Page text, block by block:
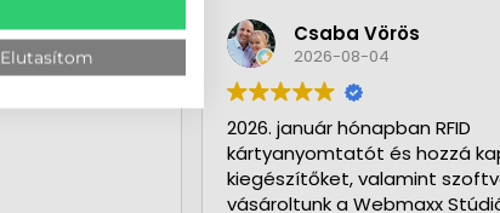
Csaba Vörös
2026-08-04
2026. január hónapban RFID
kártyanyomtatót és hozzá
kiegészítőket, valamint
vásároltunk a Webmaxx
Elutasítom